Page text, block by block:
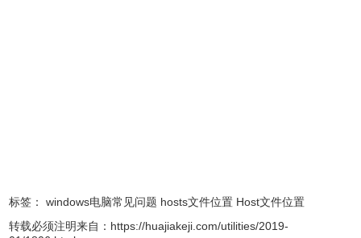
标签： windows电脑常见问题 hosts文件位置 Host文件位置
转载必须注明来自： https://huajiakeji.com/utilities/2019-